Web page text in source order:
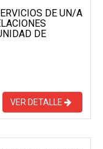
DE UN/A
DE
VER DETALLE